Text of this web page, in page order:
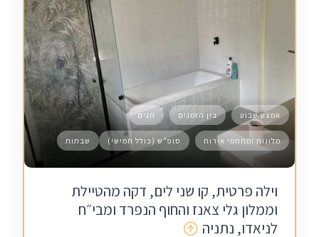
אמצע שבוע בין הזמנים חגים
מלונות ומתחמי אירוח סופ"ש (כולל חמישי) שבתות
וילה פרטית, קו שני לים, דקה מהטיילת
וממלון גלי צאנז והחוף הנפרד ומבי״ח
לניאדו, נתניה